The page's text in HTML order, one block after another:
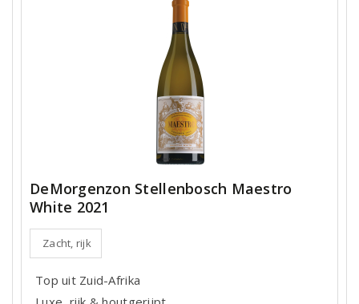
DeMorgenzon Stellenbosch Maestro
White 2021
Zacht, rijk
Top uit Zuid-Afrika